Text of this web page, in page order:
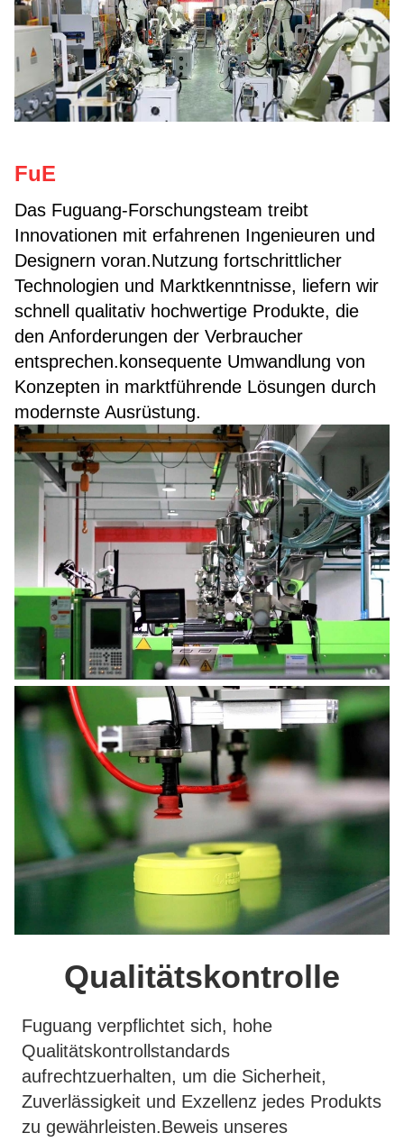
FuE
Das Fuguang-Forschungsteam treibt
Innovationen mit erfahrenen Ingenieuren und
Designern voran.Nutzung fortschrittlicher
Technologien und Marktkenntnisse, liefern wir
schnell qualitativ hochwertige Produkte, die
den Anforderungen der Verbraucher
entsprechen.konsequente Umwandlung von
Konzepten in marktführende Lösungen durch
modernste Ausrüstung.
Qualitätskontrolle
Fuguang verpflichtet sich, hohe
Qualitätskontrollstandards
aufrechtzuerhalten, um die Sicherheit,
Zuverlässigkeit und Exzellenz jedes Produkts
zu gewährleisten.Beweis unseres